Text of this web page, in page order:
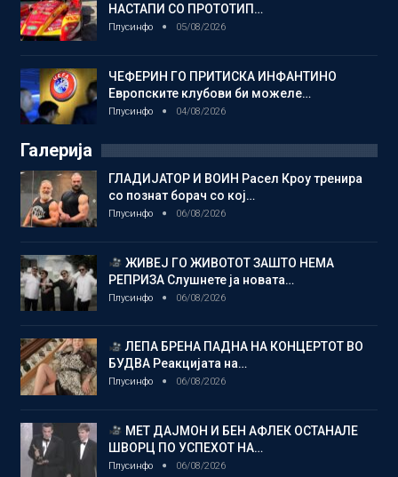
НАСТАПИ СО ПРОТОТИП…
Плусинфо 05/08/2026
ЧЕФЕРИН ГО ПРИТИСКА ИНФАНТИНО
Европските клубови би можеле…
Плусинфо 04/08/2026
Галерија
ГЛАДИЈАТОР И ВОИН Расел Кроу тренира
со познат борач со кој…
Плусинфо 06/08/2026
ЖИВЕЈ ГО ЖИВОТОТ ЗАШТО НЕМА
РЕПРИЗА Слушнете ја новата…
Плусинфо 06/08/2026
ЛЕПА БРЕНА ПАДНА НА КОНЦЕРТОТ ВО
БУДВА Реакцијата на…
Плусинфо 06/08/2026
МЕТ ДАЈМОН И БЕН АФЛЕК ОСТАНАЛЕ
ШВОРЦ ПО УСПЕХОТ НА…
Плусинфо 06/08/2026